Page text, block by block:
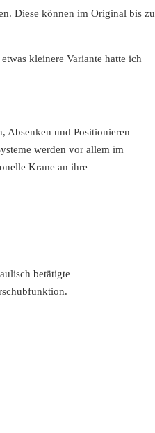
Diese können im Original bis zu
kleinere Variante hatte ich
Absenken und Positionieren
werden vor allem im
Krane an ihre
betätigte